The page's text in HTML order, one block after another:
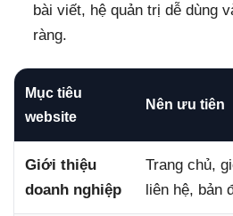
bài viết, hệ quản trị dễ dùng
ràng.
Mục tiêu
website
Nên ưu tiên
Giới thiệu
doanh nghiệp
Trang chủ,
liên hệ, bản